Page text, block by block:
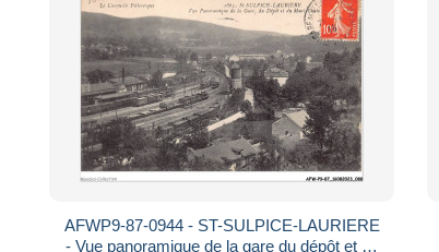
AFWP9-87-0944 - ST-SULPICE-LAURIERE
- Vue panoramique de la gare du dépôt et du